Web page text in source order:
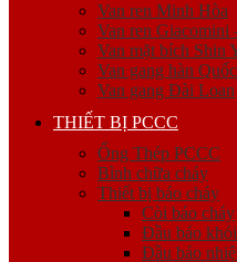
Van ren Minh Hòa
Van ren Giacomini
Van mặt bích Shin
Van gang hàn Quốc
Van gang Đài Loan
THIẾT BỊ PCCC
Ống Thép PCCC
Bình chữa cháy
Thiết bị báo cháy
Còi báo cháy
Đầu báo khói
Đầu báo